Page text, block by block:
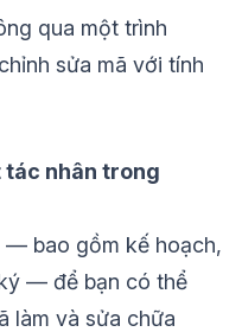
qua một trình
sửa mã với tính
tác nhân trong
bao gồm kế hoạch,
— để bạn có thể
làm và sửa chữa